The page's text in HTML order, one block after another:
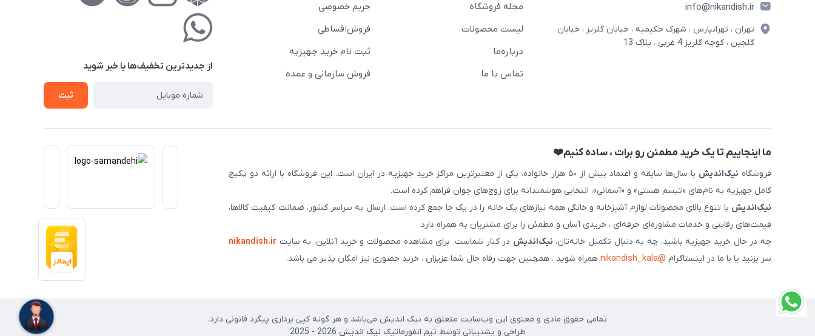
info@nikandish.ir
تهران ، تهرانپارس ، شهرک حکیمیه ، خیابان گلریز ، خیابان
گلچین ، کوچه گلریز 4 غربی ، پلاک 13
مجله فروشگاه
لیست محصولات
درباره‌ما
تماس با ما
حریم خصوصی
فروش‌اقساطی
ثبت نام خرید جهیزیه
فروش سازمانی و عمده
از جدید‌ترین تخفیف‌ها با‌ خبر شوید
ثبت
ما اینجاییم تا یک خرید مطمئن رو برات ، ساده کنیم❤️
فروشگاه نیک‌اندیش
با سال‌ها سابقه و اعتماد بیش از ۵۰ هزار خانواده، یکی از معتبرترین مراکز خرید جهیزیه در ایران است. این فروشگاه با ارائه دو پکیج
کامل جهیزیه به نام‌های «تبسم هستی» و «آسمانی»، انتخابی هوشمندانه برای زوج‌های جوان فراهم کرده است.
نیک‌اندیش با تنوع بالای محصولات لوازم آشپزخانه و خانگی همه نیازهای یک خانه را در یک جا جمع کرده است. ارسال به سراسر کشور، ضمانت کیفیت کالاها،
قیمت‌های رقابتی و خدمات مشاوره‌ای حرفه‌ای ، خریدی آسان و مطمئن را برای مشتریان به همراه دارد.
چه در حال خرید جهیزیه باشید، چه به دنبال تکمیل خانه‌تان، نیک‌اندیش در کنار شماست. برای مشاهده محصولات و خرید آنلاین، به سایت nikandish.ir
سر بزنید یا با ما در اینستاگرام @nikandish_kala همراه شوید . همچنین جهت رفاه حال شما عزیزان ، خرید حضوری نیز امکان پذیر می باشد.
تمامی حقوق مادی و معنوی این وب‌سایت متعلق به نیک اندیش می‌باشد و هر گونه کپی برداری پیگرد قانونی دارد.
طراحی و پشتیبانی توسط تیم انفورماتیک نیک اندیش 2026 - 2025